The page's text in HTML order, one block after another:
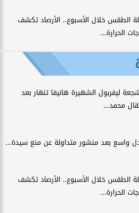
الطقس خلال الأسبوع.. الأرصاد تكشف
الحرارة...
ليفربول الشهيرة هانيفا تنهار بعد
محمد...
واسع بعد منشور متداولة عن منع سيدة...
الطقس خلال الأسبوع.. الأرصاد تكشف
الحرارة...